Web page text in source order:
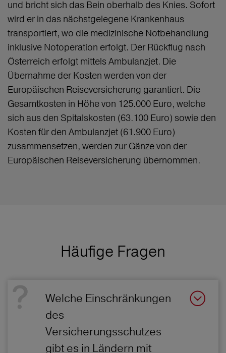
und bricht sich das Bein oberhalb des Knies. Sofort
wird er in das nächstgelegene Krankenhaus
transportiert, wo die medizinische Notbehandlung
inklusive Notoperation erfolgt. Der Rückflug nach
Österreich erfolgt mittels Ambulanzjet. Die
Übernahme der Kosten werden von der
Europäischen Reiseversicherung garantiert. Die
Gesamtkosten in Höhe von 125.000 Euro, welche
sich aus den Spitalskosten (63.100 Euro) sowie den
Kosten für den Ambulanzjet (61.900 Euro)
zusammensetzen, werden zur Gänze von der
Europäischen Reiseversicherung übernommen.
Häufige Fragen
Welche Einschränkungen
des
Versicherungsschutzes
gibt es in Ländern mit